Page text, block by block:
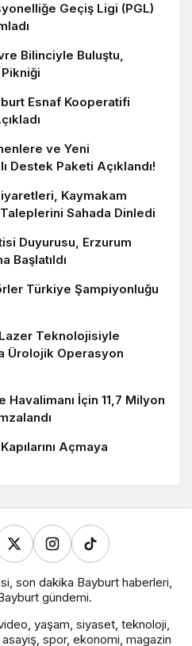
Geçiş Ligi (PGL)
Bilinciyle Buluştu,
Pikniği
Esnaf Kooperatifi
ve Yeni
Destek Paketi Açıklandı!
Kaymakam
Taleplerini Sahada Dinledi
Duyurusu, Erzurum
Başlatıldı
Türkiye Şampiyonluğu
Teknolojisiyle
Ürolojik Operasyon
Havalimanı İçin 11,7 Milyon
Açmaya
son dakika Bayburt haberleri,
gündemi.
yaşam, siyaset, teknoloji,
spor, ekonomi, magazin